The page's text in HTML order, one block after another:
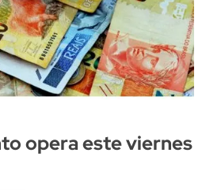
opera este viernes